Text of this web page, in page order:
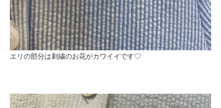
エリの部分は刺繍のお花がカワイイです♡